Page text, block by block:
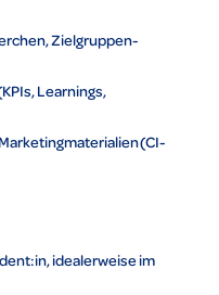
Zielgruppen-
Learnings,
(CI-
idealerweise im